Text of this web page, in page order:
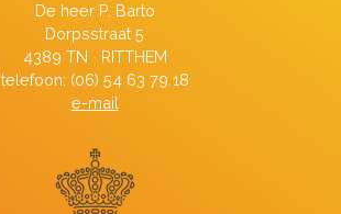
De heer P. Barto
Dorpsstraat 5
4389 TN RITTHEM
telefoon: (06) 54 63 79 18
e-mail